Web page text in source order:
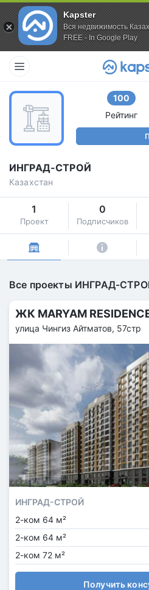
Kapster
Вся недвижимость
FREE - In Google Play
100
Рейтинг
ИНГРАД-СТРОЙ
Казахстан
1
Проект
0
Подписчиков
Все проекты ИНГРАД-
ЖК MARYAM
улица Чингиз Айтматов, 57стр
ИНГРАД-СТРОЙ
2-ком 64 м²
2-ком 64 м²
2-ком 72 м²
Получить